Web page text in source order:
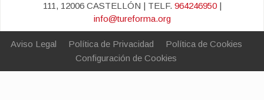
111, 12006 CASTELLÓN | TELF. 964246950|
info@tureforma.org
Aviso Legal Política de Privacidad
Política de Cookies
Configuración de Cookies